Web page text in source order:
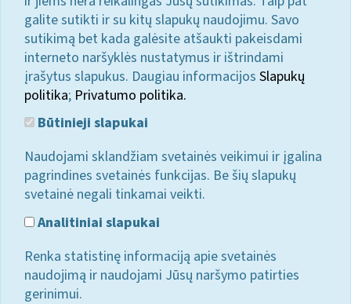
galite sutikti ir su kitų slapukų naudojimu. Savo
sutikimą bet kada galėsite atšaukti pakeisdami
interneto naršyklės nustatymus ir ištrindami
įrašytus slapukus. Daugiau informacijos Slapukų
politika; Privatumo politika.
Būtinieji slapukai
Naudojami sklandžiam svetainės veikimui ir įgalina
pagrindines svetainės funkcijas. Be šių slapukų
svetainė negali tinkamai veikti.
Analitiniai slapukai
Renka statistinę informaciją apie svetainės
naudojimą ir naudojami Jūsų naršymo patirties
gerinimui.